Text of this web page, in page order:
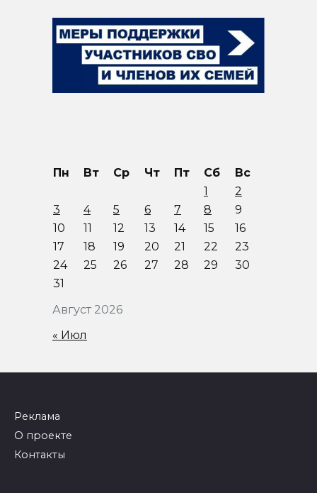
Август 2026
Пн Вт Ср Чт Пт Сб
Вс
1
2
3
4 5 6 7 8
9
10
11 12 13 14 15
16
17
18 19 20 21 22
23
24
25 26 27 28 29
30
31
« Июл
Реклама
О проекте
Контакты